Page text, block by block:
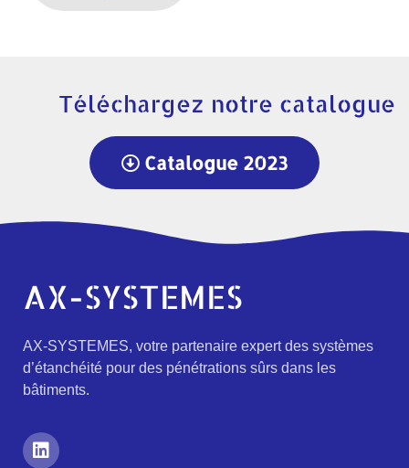
Téléchargez notre catalogue
Catalogue 2023
AX-SYSTEMES
AX-SYSTEMES, votre partenaire expert des systèmes
d’étanchéité pour des pénétrations sûrs dans les
bâtiments.